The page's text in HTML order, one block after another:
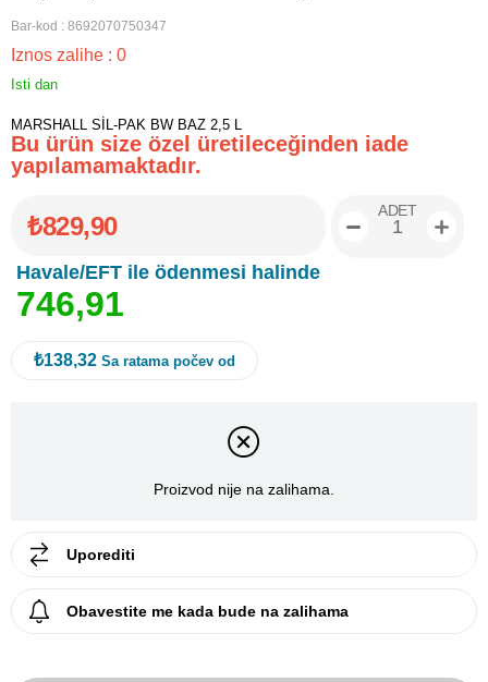
Bar-kod : 8692070750347
Iznos zalihe : 0
Isti dan
MARSHALL SİL-PAK BW BAZ 2,5 L
Bu ürün size özel üretileceğinden iade
yapılamamaktadır.
₺829,90
Havale/EFT ile ödenmesi halinde
746,91
ADET
₺138,32 Sa ratama počev od
Proizvod nije na zalihama.
Uporediti
Obavestite me kada bude na zalihama